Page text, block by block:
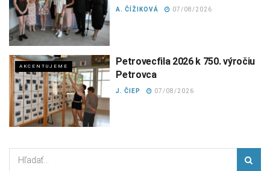
A. ČÍŽIKOVÁ 07/08/2026
AKCENTUJEME
Petrovecfila 2026 k 750. výročiu
Petrovca
J. ČIEP 07/08/2026